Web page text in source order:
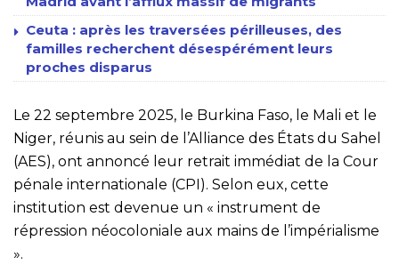
Ceuta : après les traversées périlleuses, des
familles recherchent désespérément leurs
proches disparus
Le 22 septembre 2025, le Burkina Faso, le Mali et le
Niger, réunis au sein de l’Alliance des États du Sahel
(AES), ont annoncé leur retrait immédiat de la Cour
pénale internationale (CPI). Selon eux, cette
institution est devenue un « instrument de
répression néocoloniale aux mains de l’impérialisme
».